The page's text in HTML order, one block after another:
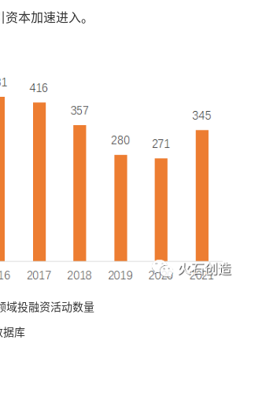
本加速进入。
域投融资活动数量
据库